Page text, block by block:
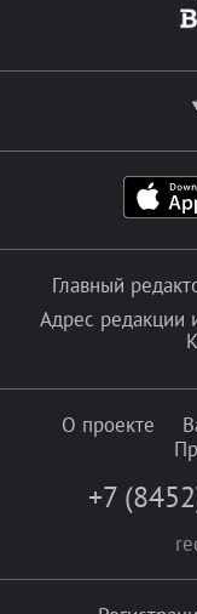
Главный
Адрес редакции
О проекте
+7